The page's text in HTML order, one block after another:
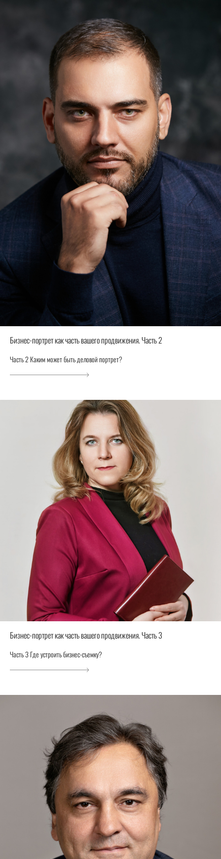
Бизнес-портрет как часть вашего продвижения. Часть 2
Часть 2 Каким может быть деловой портрет?
Бизнес-портрет как часть вашего продвижения. Часть 3
Часть 3 Где устроить бизнес-съемку?